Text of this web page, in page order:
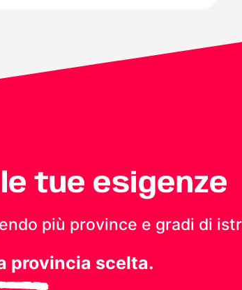
tue esigenze
più province e gradi di
provincia scelta.